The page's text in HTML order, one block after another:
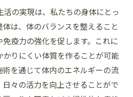
の実現は、私たちの身体にとっ
は、体のバランスを整えること
疫力の強化を促します。これに
かりにくい体質を作ることが可能
術を通じて体内のエネルギーの流
々の活力を向上させることがで